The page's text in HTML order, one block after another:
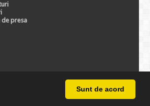
Sunt de acord
de presa